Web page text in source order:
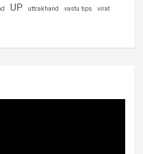
UP uttrakhand vastu tips virat